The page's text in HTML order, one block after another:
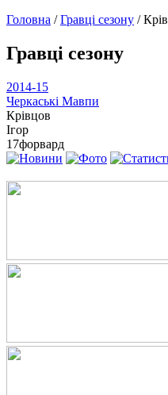
Головна /Гравці сезону /
Гравці сезону
2014-15
Черкаські Мавпи
Крівцов
Ігор
17форвард